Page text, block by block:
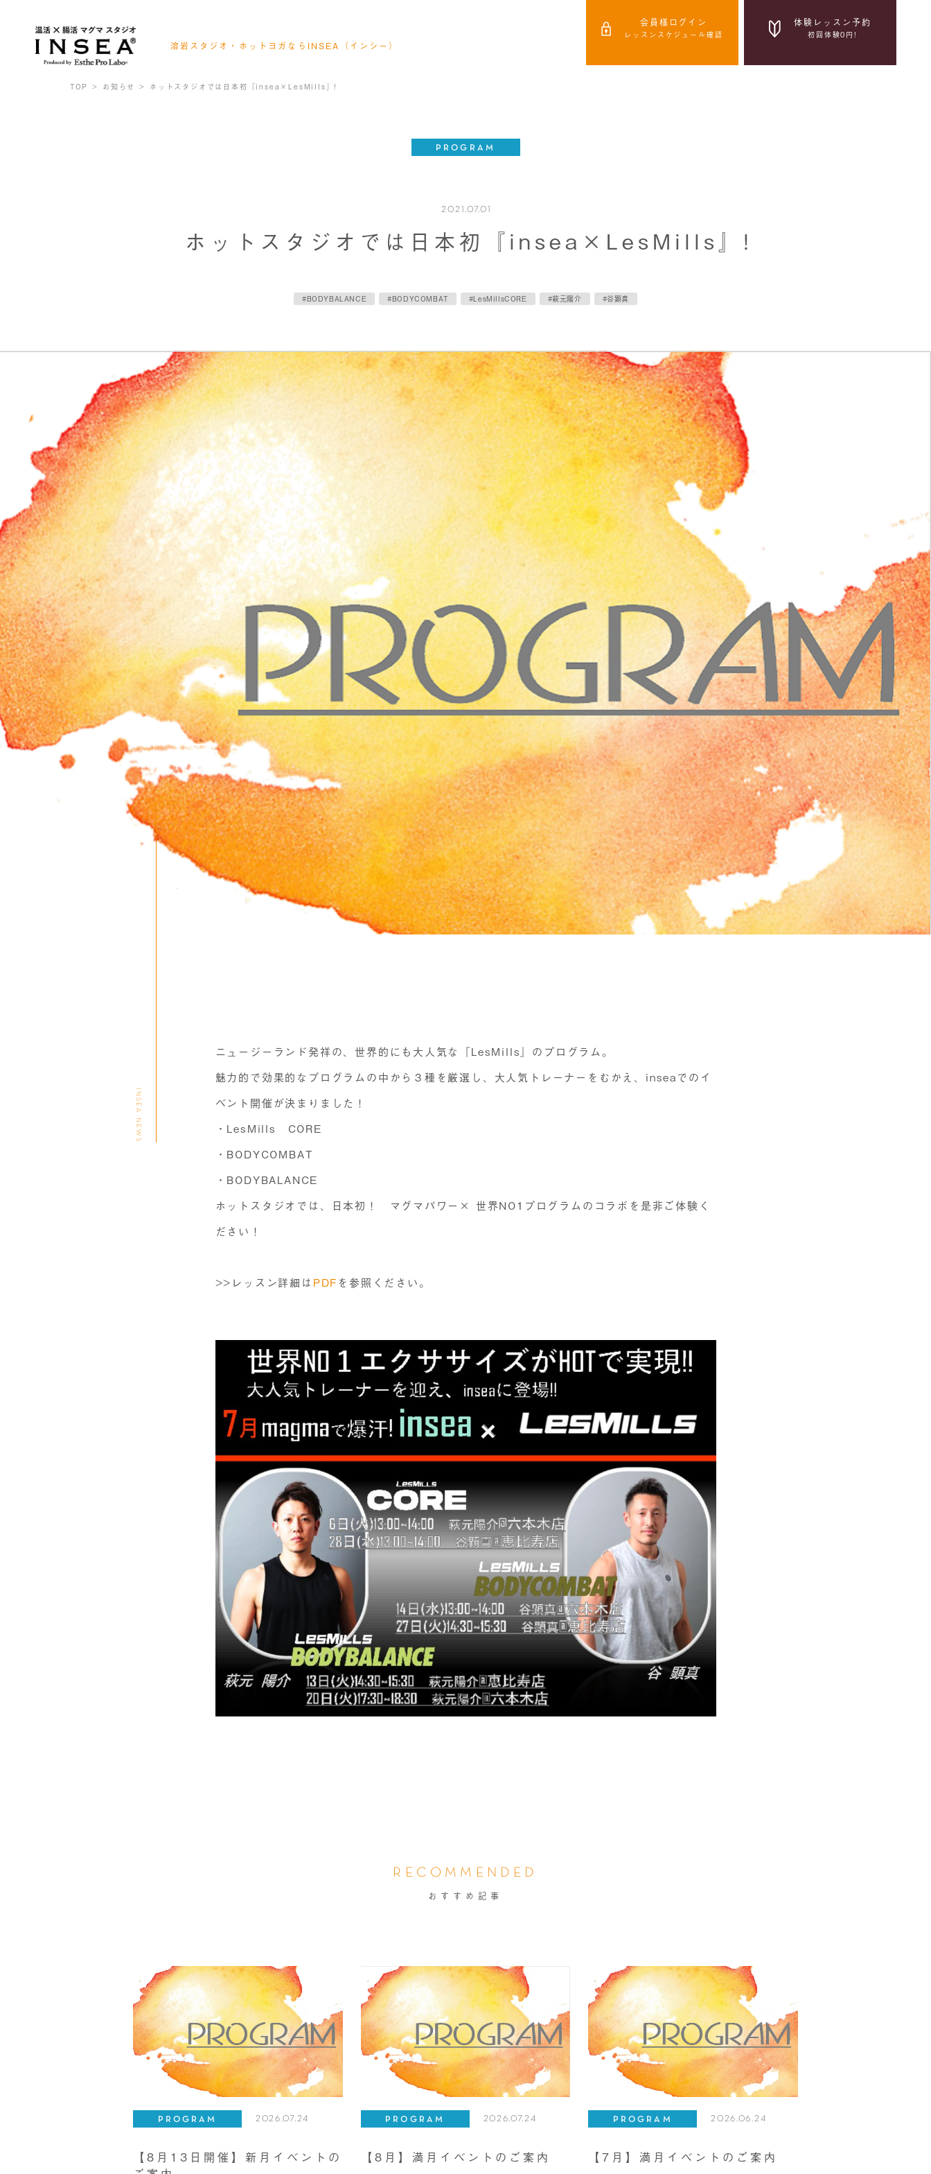
溶岩スタジオ・ホットヨガならINSEA（インシー）
会員様ログイン
レッスンスケジュール確認
体験レッスン予約
初回体験0円!
TOP お知らせ ホットスタジオでは日本初『insea×LesMills』!
PROGRAM
2021.07.01
ホットスタジオでは日本初『insea×LesMills』!
#BODYBALANCE #BODYCOMBAT #LesMillsCORE #萩元陽介 #谷顕真
INSEA NEWS
ニュージーランド発祥の、世界的にも大人気な『LesMills』のプログラム。
魅力的で効果的なプログラムの中から３種を厳選し、大人気トレーナーをむかえ、inseaでのイ
ベント開催が決まりました！
・LesMills CORE
・BODYCOMBAT
・BODYBALANCE
ホットスタジオでは、日本初！ マグマパワー× 世界NO1プログラムのコラボを是非ご体験く
ださい！
>>レッスン詳細は PDF を参照ください。
RECOMMENDED
おすすめ記事
PROGRAM 2026.07.24
【8月13日開催】新月イベントの
PROGRAM 2026.07.24
【8月】満月イベントのご案内
PROGRAM 2026.06.24
【7月】満月イベントのご案内